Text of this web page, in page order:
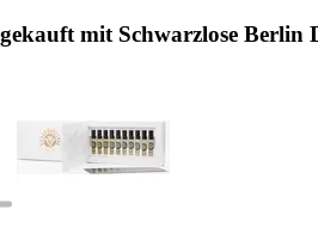
mit Schwarzlose Berlin